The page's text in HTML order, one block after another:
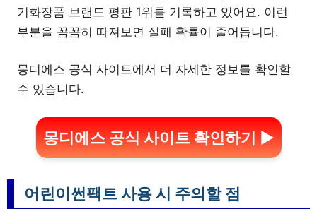
기화장품 브랜드 평판 1위를 기록하고 있어요. 이런
부분을 꼼꼼히 따져보면 실패 확률이 줄어듭니다.
몽디에스 공식 사이트에서 더 자세한 정보를 확인할
수 있습니다.
몽디에스 공식 사이트 확인하기 ▶
어린이썬팩트 사용 시 주의할 점